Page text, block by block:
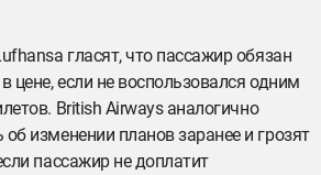
гласят, что пассажир обязан
цене, если не воспользовался одним
British Airways аналогично
изменении планов заранее и грозят
пассажир не доплатит